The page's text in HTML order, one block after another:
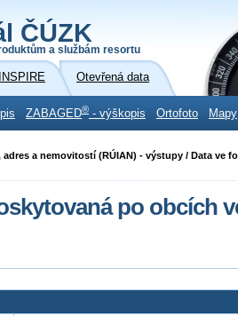
ČÚZK
a službám resortu
INSPIRE Otevřená data
ZABAGED® - výškopis Ortofoto Mapy
a nemovitostí (RÚIAN) - výstupy / Data ve
po obcích